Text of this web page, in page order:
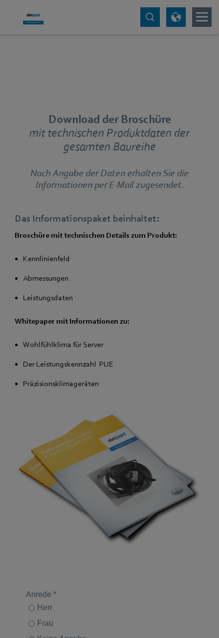
Download der Broschüre
mit technischen Produktdaten der
gesamten Baureihe
Nach Angabe der Daten erhalten Sie die
Informationen per E-Mail zugesendet.
Das Informationspaket beinhaltet:
Broschüre mit technischen Details zum Produkt:
Kennlinienfeld
Abmessungen
Leistungsdaten
Whitepaper mit Informationen zu:
Wohlfühlklima für Server
Der Leistungskennzahl PUE
Präzisionsklimageräten